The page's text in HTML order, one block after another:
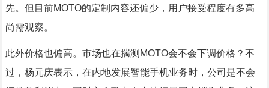
先。但目前MOTO的定制内容还偏少，用户接受程度有多高
尚需观察。
此外价格也偏高。市场也在揣测MOTO会不会下调价格？不
过，杨元庆表示，在内地发展智能手机业务时，公司是不会